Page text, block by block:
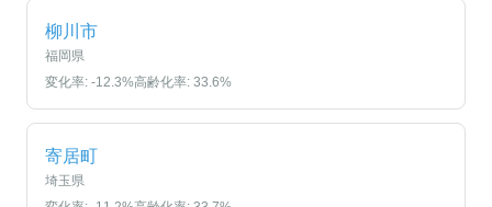
柳川市
福岡県
変化率: -12.3%高齢化率: 33.6%
寄居町
埼玉県